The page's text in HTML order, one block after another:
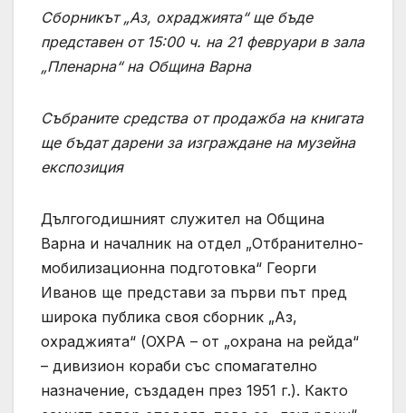
Сборникът „Аз, охраджията“ ще бъде
представен от 15:00 ч. на 21 февруари в зала
„Пленарна“ на Община Варна
Събраните средства от продажба на книгата
ще бъдат дарени за изграждане на музейна
експозиция
Дългогодишният служител на Община
Варна и началник на отдел „Отбранително-
мобилизационна подготовка“ Георги
Иванов ще представи за първи път пред
широка публика своя сборник „Аз,
охраджията“ (ОХРА – от „охрана на рейда“
– дивизион кораби със спомагателно
назначение, създаден през 1951 г.). Както